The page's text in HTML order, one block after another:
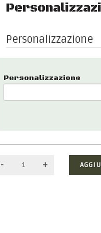
Personalizzazione
Personalizzazione